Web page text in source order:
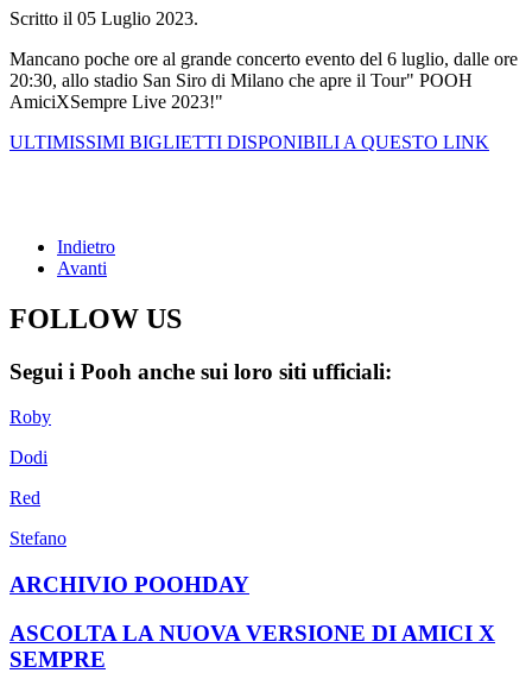
Scritto il 05 Luglio 2023.
Mancano poche ore al grande concerto evento del 6 luglio, dalle ore
20:30, allo stadio San Siro di Milano che apre il Tour" POOH
AmiciXSempre Live 2023!"
ULTIMISSIMI BIGLIETTI DISPONIBILI A QUESTO LINK
Indietro
Avanti
FOLLOW US
Segui i Pooh anche sui loro siti ufficiali:
Roby
Dodi
Red
Stefano
ARCHIVIO POOHDAY
ASCOLTA LA NUOVA VERSIONE DI AMICI X
SEMPRE